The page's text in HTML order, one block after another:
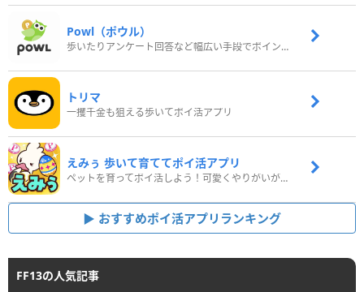
Powl（ポウル）
歩いたりアンケート回答など幅広い手段でポイントをゲット
トリマ
一攫千金も狙える歩いてポイ活アプリ
えみぅ 歩いて育ててポイ活アプリ
ペットを育ってポイ活しよう！可愛くやりがいがある新感覚アプリ
おすすめポイ活アプリランキング
FF13の人気記事